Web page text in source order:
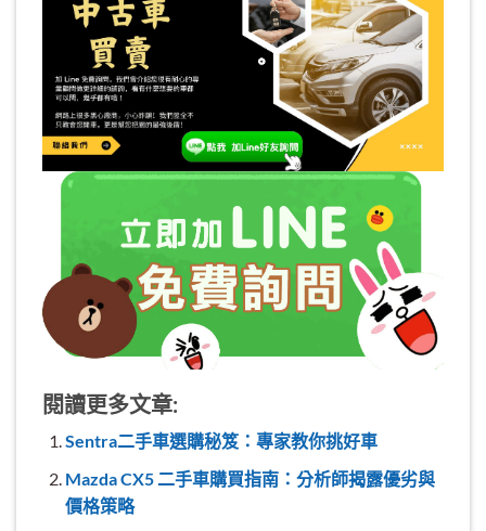
閱讀更多文章:
Sentra二手車選購秘笈：專家教你挑好車
Mazda CX5 二手車購買指南：分析師揭露優劣與
價格策略